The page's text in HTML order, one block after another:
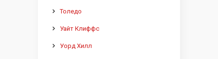
Толедо
Уайт Клиффс
Уорд Хилл